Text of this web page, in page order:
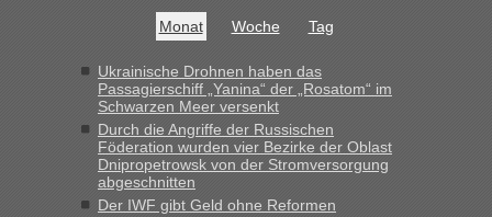
Berichte und Reisetipps • Re: Mit dem Zug in
„Man sollte aber explizit dazu schreiben, daß es ein Zug von
LeoExpress ist - und nur auf deren Webseite kann man die
Fahrkarten kaufen. Zumindest ist es die erste Umsteigefreie
Verbindung von Deutschland...“
Recht, Visa und Dokumente • Re: Deklaration
gebrauchter Kleidung beim Zoll
Monat Woche Tag
Ukrainische Drohnen haben das
Passagierschiff „Yanina“ der „Rosatom“ im
Schwarzen Meer versenkt
Durch die Angriffe der Russischen
Föderation wurden vier Bezirke der Oblast
Dnipropetrowsk von der Stromversorgung
abgeschnitten
Der IWF gibt Geld ohne Reformen